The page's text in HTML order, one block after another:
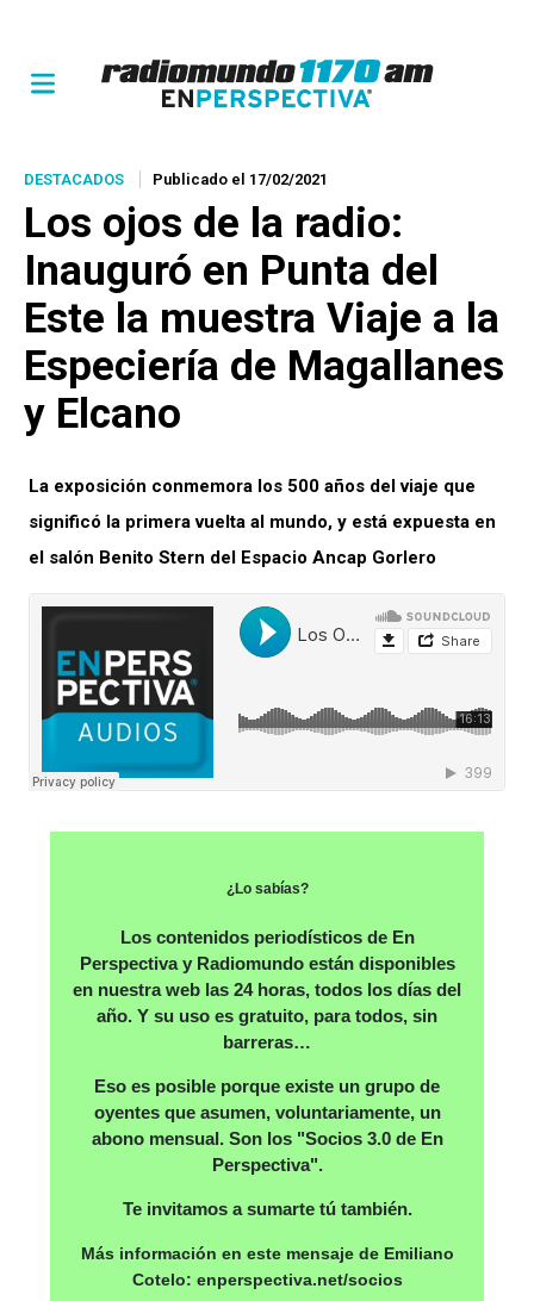
DESTACADOS Publicado el 17/02/2021
Los ojos de la radio:
Inauguró en Punta del
Este la muestra Viaje a la
Especiería de Magallanes
y Elcano
La exposición conmemora los 500 años del viaje que
significó la primera vuelta al mundo, y está expuesta en
el salón Benito Stern del Espacio Ancap Gorlero
¿Lo sabías?
Los contenidos periodísticos de En
Perspectiva y Radiomundo están disponibles
en nuestra web las 24 horas, todos los días del
año. Y su uso es gratuito, para todos, sin
barreras…
Eso es posible porque existe un grupo de
oyentes que asumen, voluntariamente, un
abono mensual. Son los "Socios 3.0 de En
Perspectiva".
Te invitamos a sumarte tú también.
Más información en este mensaje de Emiliano
Cotelo: enperspectiva.net/socios